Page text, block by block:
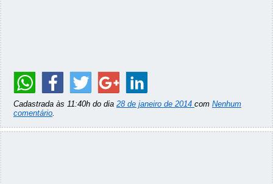
Cadastrada às 11:40h do dia 28 de janeiro de 2014 com Nenhum
comentário.